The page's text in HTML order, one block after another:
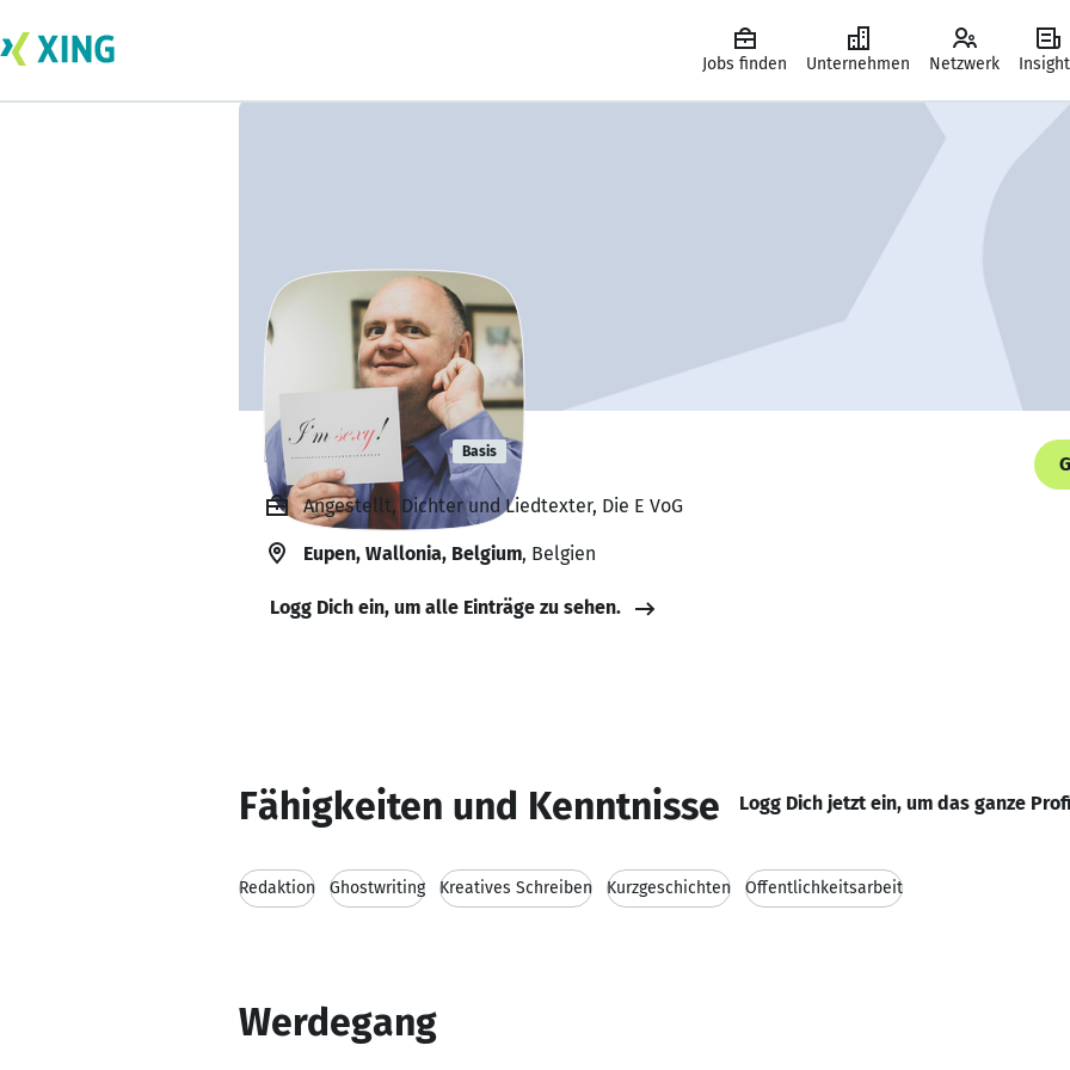
Jobs finden Unternehmen Netzwerk
Roger Rauw Basis
Angestellt, Dichter und Liedtexter, Die E VoG
Eupen, Wallonia, Belgium, Belgien
Logg Dich ein, um alle Einträge zu sehen.
Fähigkeiten und Kenntnisse Logg Dich jetzt ein, um das ganze
Redaktion Ghostwriting Kreatives Schreiben Kurzgeschichten Öffentlichkeitsarbeit
Werdegang